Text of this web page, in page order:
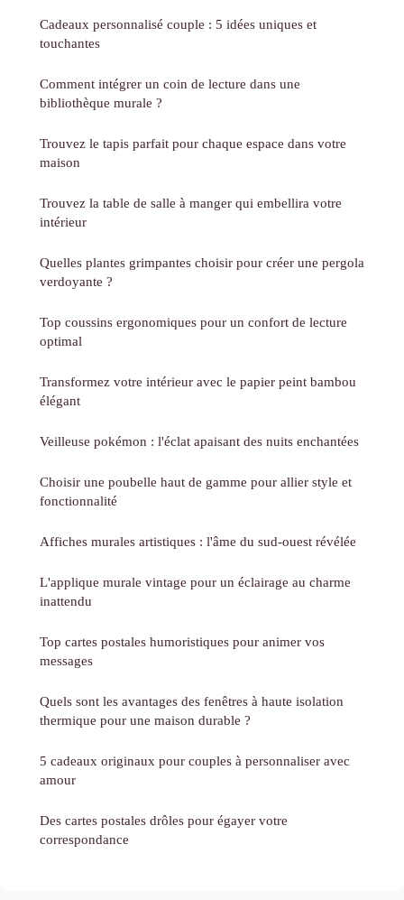
Cadeaux personnalisé couple : 5 idées uniques et
touchantes
Comment intégrer un coin de lecture dans une
bibliothèque murale ?
Trouvez le tapis parfait pour chaque espace dans votre
maison
Trouvez la table de salle à manger qui embellira votre
intérieur
Quelles plantes grimpantes choisir pour créer une pergola
verdoyante ?
Top coussins ergonomiques pour un confort de lecture
optimal
Transformez votre intérieur avec le papier peint bambou
élégant
Veilleuse pokémon : l'éclat apaisant des nuits enchantées
Choisir une poubelle haut de gamme pour allier style et
fonctionnalité
Affiches murales artistiques : l'âme du sud-ouest révélée
L'applique murale vintage pour un éclairage au charme
inattendu
Top cartes postales humoristiques pour animer vos
messages
Quels sont les avantages des fenêtres à haute isolation
thermique pour une maison durable ?
5 cadeaux originaux pour couples à personnaliser avec
amour
Des cartes postales drôles pour égayer votre
correspondance